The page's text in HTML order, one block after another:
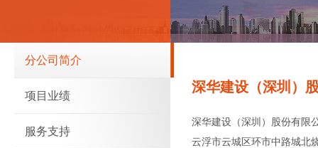
分公司简介
项目业绩
服务支持
深华建设（深圳）
深华建设（深圳）股份有限
云浮市云城区环市中路城北